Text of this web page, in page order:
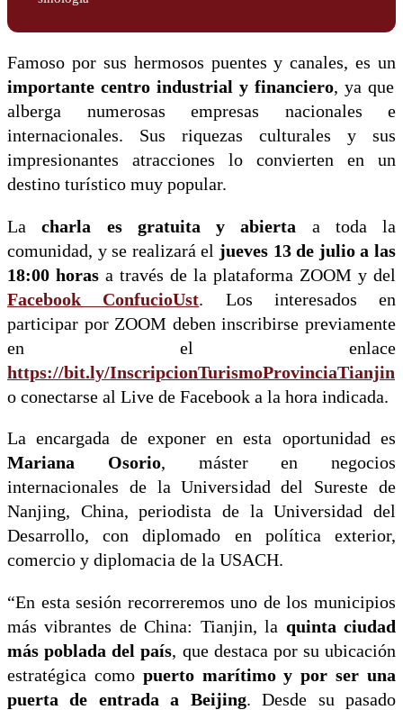
Famoso por sus hermosos puentes y canales, es un
importante centro industrial y financiero, ya que
alberga numerosas empresas nacionales e
internacionales. Sus riquezas culturales y sus
impresionantes atracciones lo convierten en un
destino turístico muy popular.
Lacharla es gratuita y abierta a toda la
comunidad, y se realizará el jueves 13 de julio a las
18:00 horas a través de la plataforma ZOOM y del
Facebook ConfucioUst. Los interesados en
participar por ZOOM deben inscribirse previamente
en el enlace
https://bit.ly/InscripcionTurismoProvinciaTianjin
o conectarse al Live de Facebook a la hora indicada.
La encargada de exponer en esta oportunidad es
Mariana Osorio, máster en negocios
internacionales de la Universidad del Sureste de
Nanjing, China, periodista de la Universidad del
Desarrollo, con diplomado en política exterior,
comercio y diplomacia de la USACH.
“En esta sesión recorreremos uno de los municipios
más vibrantes de China: Tianjin, la quinta ciudad
más poblada del país, que destaca por su ubicación
estratégica como puerto marítimo y por ser una
puerta de entrada a Beijing. Desde su pasado